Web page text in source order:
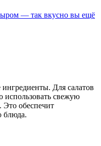
— так вкусно вы ещё
Для салатов
использовать свежую
обеспечит
блюда.